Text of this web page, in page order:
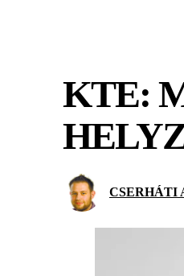
KTE:
CSERHÁTI